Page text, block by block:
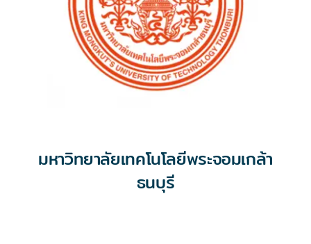
มหาวิทยาลัยเทคโนโลยีพระจอมเกล้า
ธนบุรี